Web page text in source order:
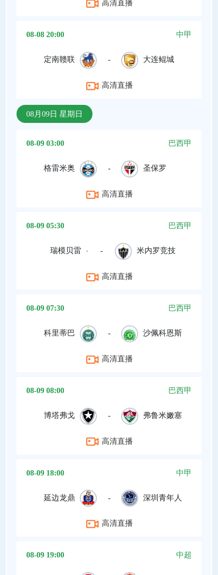
高清直播
08-08 20:00 中甲
定南赣联 - 大连鲲城
高清直播
08月09日 星期日
08-09 03:00 巴西甲
格雷米奥 - 圣保罗
高清直播
08-09 05:30 巴西甲
瑞模贝雷 - 米内罗竞技
高清直播
08-09 07:30 巴西甲
科里蒂巴 - 沙佩科恩斯
高清直播
08-09 08:00 巴西甲
博塔弗戈 - 弗鲁米嫩塞
高清直播
08-09 18:00 中甲
延边龙鼎 - 深圳青年人
高清直播
08-09 19:00 中超